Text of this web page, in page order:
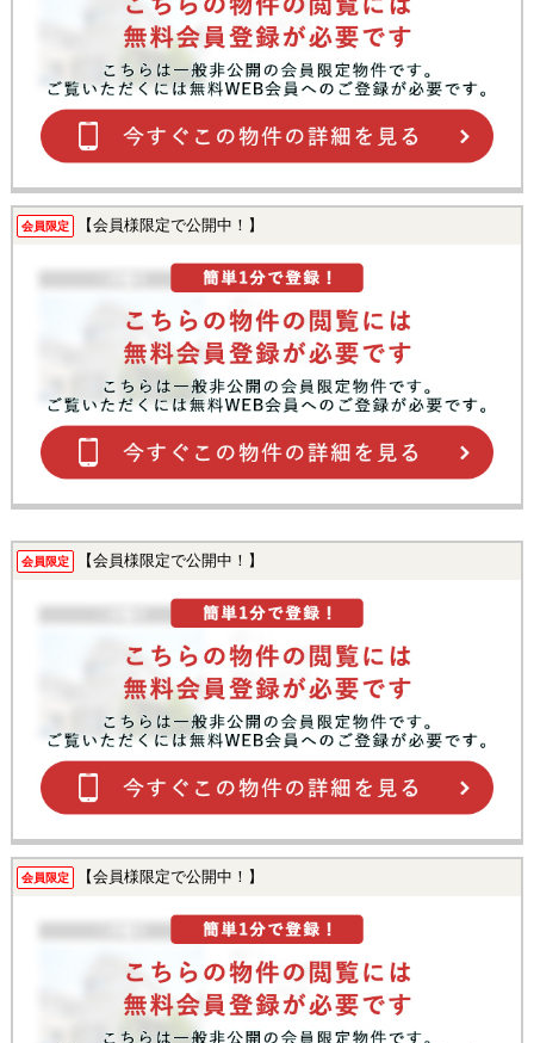
会員限定 【会員様限定で公開中！】
会員限定 【会員様限定で公開中！】
会員限定 【会員様限定で公開中！】